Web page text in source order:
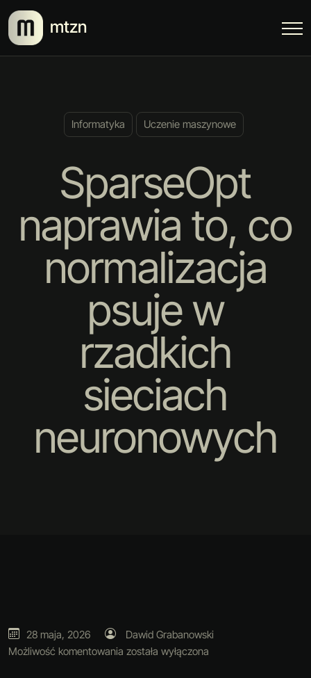
mtzn
Informatyka Uczenie maszynowe
SparseOpt
naprawia to, co
normalizacja
psuje w
rzadkich
sieciach
neuronowych
28 maja, 2026
Dawid Grabanowski
Możliwość komentowania została wyłączona